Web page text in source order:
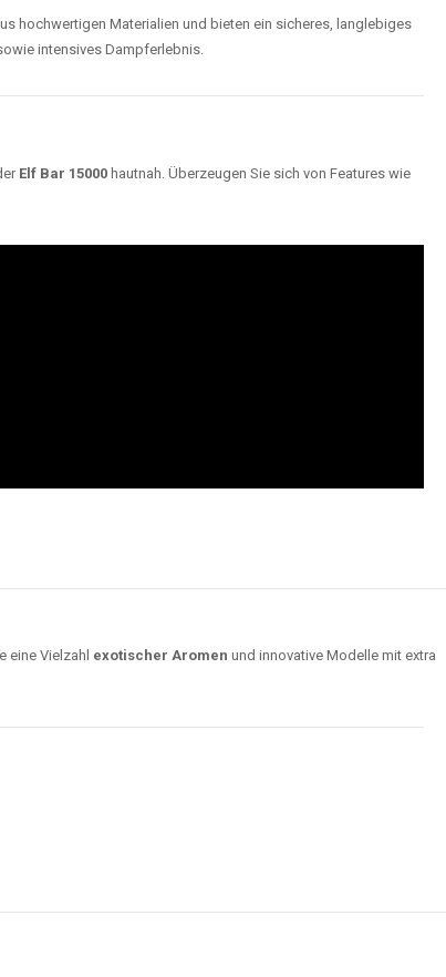
hochwertigen Materialien und bieten ein sicheres, langlebiges
intensives Dampferlebnis.
Elf Bar 15000 hautnah. Überzeugen Sie sich von Features wie
eine Vielzahl exotischer Aromen und innovative Modelle mit extra